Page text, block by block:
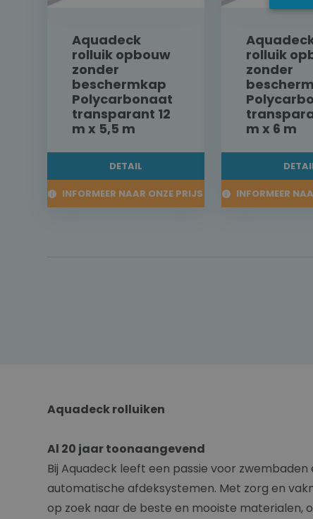
Aquadeck
rolluik opbouw
zonder
beschermkap
Polycarbonaat
transparant 12
m x 5,5 m
DETAIL
INFORMEER NAAR ONZE PRIJS
rolluik
zonder
m x 6 m
INFORMEER
Aquadeck rolluiken
Al 20 jaar toonaangevend
Bij Aquadeck leeft een passie voor
automatische afdeksystemen. Met zorg en
op zoek naar de beste en mooiste materialen,